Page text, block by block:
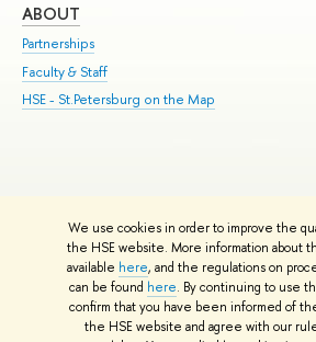
We use cookies in order to improve the
the HSE website. More information about
available here, and the regulations on
can be found here. By continuing to use
confirm that you have been informed of
the HSE website and agree with our
ABOUT
Partnerships
Faculty & Staff
HSE - St.Petersburg on the Map
© HSE University 1993–2026 Contacts
HSE Sans and HSE Slab fonts developed by the